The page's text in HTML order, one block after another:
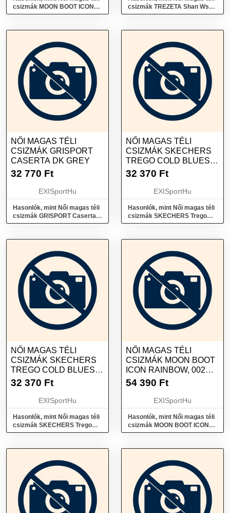
csizmák MOON BOOT ICON
NYLON, 003 red
csizmák TREZETA Shan Ws
Wp, Bordeaux
NŐI MAGAS TÉLI
CSIZMÁK GRISPORT
CASERTA DK GREY
32 770 Ft
EXISportHu
Hasonlók, mint Női magas téli
csizmák GRISPORT Caserta
dk grey
NŐI MAGAS TÉLI
CSIZMÁK SKECHERS
TREGO COLD BLUES
BLACK
32 370 Ft
EXISportHu
Hasonlók, mint Női magas téli
csizmák SKECHERS Trego
Cold Blues black
NŐI MAGAS TÉLI
CSIZMÁK SKECHERS
TREGO COLD BLUES
GREY
32 370 Ft
EXISportHu
Hasonlók, mint Női magas téli
csizmák SKECHERS Trego
Cold Blues grey
NŐI MAGAS TÉLI
CSIZMÁK MOON BOOT
ICON RAINBOW, 002
GLACIER BLUE-RED
54 390 Ft
EXISportHu
Hasonlók, mint Női magas téli
csizmák MOON BOOT ICON
RAINBOW, 002 glacier blue-